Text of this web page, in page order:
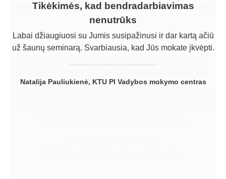
Tikėkimės, kad bendradarbiavimas
nenutrūks
Labai džiaugiuosi su Jumis susipažinusi ir dar kartą ačiū
už šaunų seminarą. Svarbiausia, kad Jūs mokate įkvėpti.
Natalija Pauliukienė, KTU PI Vadybos mokymo centras
Gaila, kad per vėlai pradėjome dirbti su Linu
Šimoniu
Gaila, kad per vėlai pradėjome dirbti su Linu Šimoniu. Kol
dirbome patys, uždirbome žymiai mažiau, negu būtume
tinkamą veiksmų planą bei pateiktą aiškią veiklos